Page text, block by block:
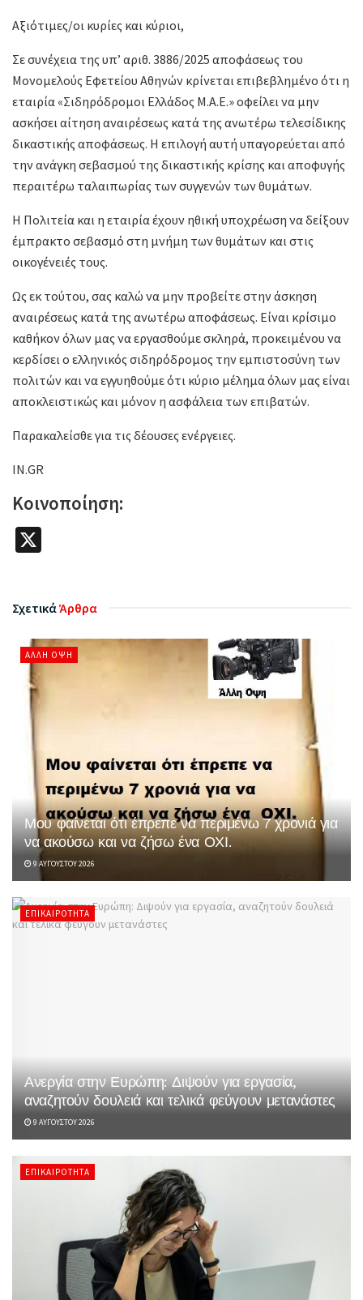
Αξιότιμες/οι κυρίες και κύριοι,
Σε συνέχεια της υπ’ αριθ. 3886/2025 αποφάσεως του
Μονομελούς Εφετείου Αθηνών κρίνεται επιβεβλημένο ότι η
εταιρία «Σιδηρόδρομοι Ελλάδος Μ.Α.Ε.» οφείλει να μην
ασκήσει αίτηση αναιρέσεως κατά της ανωτέρω τελεσίδικης
δικαστικής αποφάσεως. Η επιλογή αυτή υπαγορεύεται από
την ανάγκη σεβασμού της δικαστικής κρίσης και αποφυγής
περαιτέρω ταλαιπωρίας των συγγενών των θυμάτων.
Η Πολιτεία και η εταιρία έχουν ηθική υποχρέωση να δείξουν
έμπρακτο σεβασμό στη μνήμη των θυμάτων και στις
οικογένειές τους.
Ως εκ τούτου, σας καλώ να μην προβείτε στην άσκηση
αναιρέσεως κατά της ανωτέρω αποφάσεως. Είναι κρίσιμο
καθήκον όλων μας να εργασθούμε σκληρά, προκειμένου να
κερδίσει ο ελληνικός σιδηρόδρομος την εμπιστοσύνη των
πολιτών και να εγγυηθούμε ότι κύριο μέλημα όλων μας είναι
αποκλειστικώς και μόνον η ασφάλεια των επιβατών.
Παρακαλείσθε για τις δέουσες ενέργειες.
IN.GR
Κοινοποίηση:
ΣχετικάΆρθρα
ΆΛΛΗ ΌΨΗ
Μου φαίνεται ότι έπρεπε να περιμένω 7 χρονιά για
να ακούσω και να ζήσω ένα ΟΧΙ.
9 ΑΥΓΟΎΣΤΟΥ 2026
ΕΠΙΚΑΙΡΌΤΗΤΑ
Ανεργία στην Ευρώπη: Διψούν για εργασία,
αναζητούν δουλειά και τελικά φεύγουν μετανάστες
9 ΑΥΓΟΎΣΤΟΥ 2026
ΕΠΙΚΑΙΡΌΤΗΤΑ